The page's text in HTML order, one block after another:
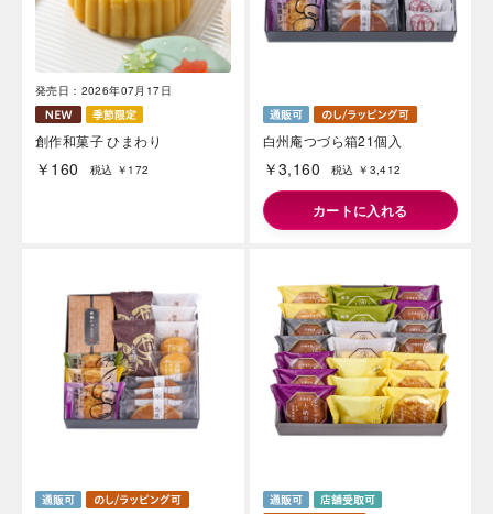
発売日：2026年07月17日
創作和菓子 ひまわり
￥160 税込 ￥172
白州庵つづら箱21個入
￥3,160 税込 ￥3,412
カートに入れる